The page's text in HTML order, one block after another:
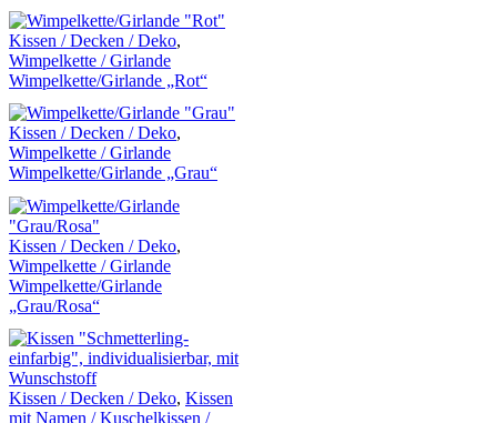
Kissen / Decken / Deko,
Wimpelkette / Girlande
Wimpelkette/Girlande „Rot“
Kissen / Decken / Deko,
Wimpelkette / Girlande
Wimpelkette/Girlande „Grau“
Kissen / Decken / Deko,
Wimpelkette / Girlande
Wimpelkette/Girlande
„Grau/Rosa“
Kissen / Decken / Deko, Kissen
mit Namen / Kuschelkissen /